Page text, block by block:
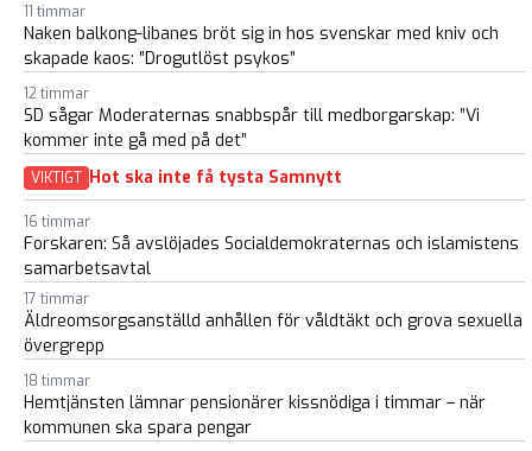
11 timmar
Naken balkong-libanes bröt sig in hos svenskar med kniv och
skapade kaos: ”Drogutlöst psykos”
12 timmar
SD sågar Moderaternas snabbspår till medborgarskap: ”Vi
kommer inte gå med på det”
VIKTIGT Hot ska inte få tysta Samnytt
16 timmar
Forskaren: Så avslöjades Socialdemokraternas och islamistens
samarbetsavtal
17 timmar
Äldreomsorgsanställd anhållen för våldtäkt och grova sexuella
övergrepp
18 timmar
Hemtjänsten lämnar pensionärer kissnödiga i timmar – när
kommunen ska spara pengar